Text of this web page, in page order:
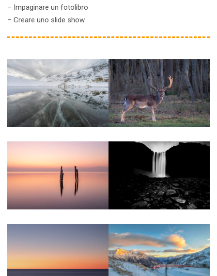
– Impaginare un fotolibro
– Creare uno slide show